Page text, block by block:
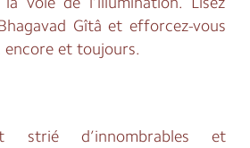
Gîtâ et efforcez-vous
encore et toujours.
strié d’innombrables et